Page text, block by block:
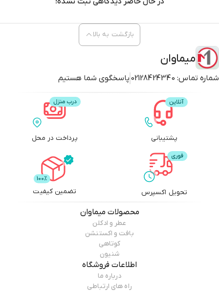
میماوان
شماره تماس: 02128424340 پاسخگوی شما هستیم
بازگشت به بالا
پشتیبانی پرداخت در محل
تحویل اکسپرس تضمین کیفیت
محصولاتمیماوان
عطر و ادکلن
بافت و اکستنشن
کوتاهی
شنیون
اطلاعات فروشگاه
درباره ما
راه های ارتباطی